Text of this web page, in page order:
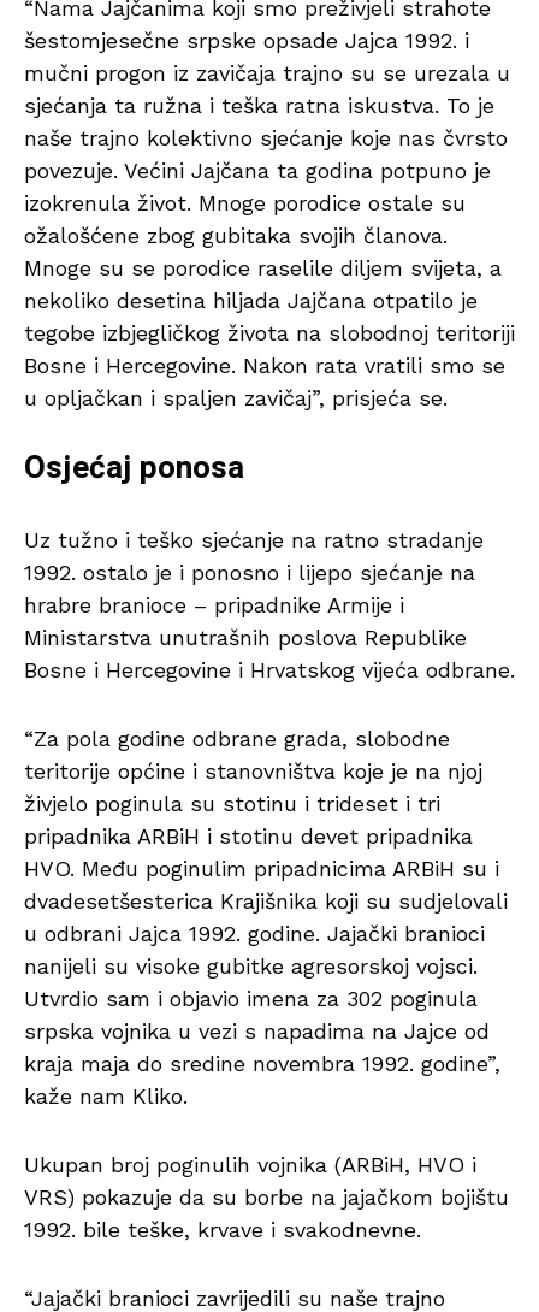
“Nama Jajčanima koji smo preživjeli strahote
šestomjesečne srpske opsade Jajca 1992. i
mučni progon iz zavičaja trajno su se urezala u
sjećanja ta ružna i teška ratna iskustva. To je
naše trajno kolektivno sjećanje koje nas čvrsto
povezuje. Većini Jajčana ta godina potpuno je
izokrenula život. Mnoge porodice ostale su
ožalošćene zbog gubitaka svojih članova.
Mnoge su se porodice raselile diljem svijeta, a
nekoliko desetina hiljada Jajčana otpatilo je
tegobe izbjegličkog života na slobodnoj teritoriji
Bosne i Hercegovine. Nakon rata vratili smo se
u opljačkan i spaljen zavičaj”, prisjeća se.
Osjećaj ponosa
Uz tužno i teško sjećanje na ratno stradanje
1992. ostalo je i ponosno i lijepo sjećanje na
hrabre branioce – pripadnike Armije i
Ministarstva unutrašnih poslova Republike
Bosne i Hercegovine i Hrvatskog vijeća odbrane.
“Za pola godine odbrane grada, slobodne
teritorije općine i stanovništva koje je na njoj
živjelo poginula su stotinu i trideset i tri
pripadnika ARBiH i stotinu devet pripadnika
HVO. Među poginulim pripadnicima ARBiH su i
dvadesetšesterica Krajišnika koji su sudjelovali
u odbrani Jajca 1992. godine. Jajački branioci
nanijeli su visoke gubitke agresorskoj vojsci.
Utvrdio sam i objavio imena za 302 poginula
srpska vojnika u vezi s napadima na Jajce od
kraja maja do sredine novembra 1992. godine”,
kaže nam Kliko.
Ukupan broj poginulih vojnika (ARBiH, HVO i
VRS) pokazuje da su borbe na jajačkom bojištu
1992. bile teške, krvave i svakodnevne.
“Jajački branioci zavrijedili su naše trajno